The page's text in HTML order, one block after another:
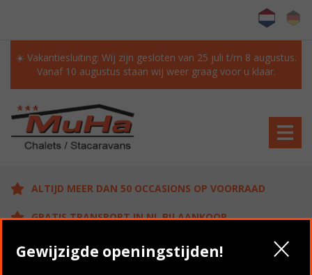
☀️ Vakantiesluiting: Wij zijn gesloten van 25 juli t/m 8 augustus.
Vanaf 10 augustus staan wij weer graag voor u klaar.
ALTIJD MEER DAN 50 OCCASIONS OP VOORRAAD
GRATIS TRANSPORT IN NL BIJ AANKOOP
KLANTEN BEOORDELEN ONS MET EEN 9.6/10
Gewijzigde openingstijden!